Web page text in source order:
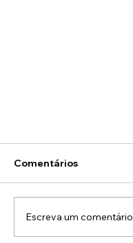
Comentários
Escreva um comentário